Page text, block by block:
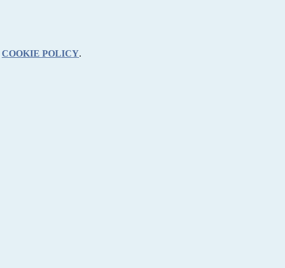
COOKIE POLICY.